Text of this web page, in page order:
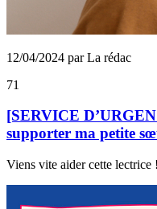
12/04/2024 par La rédac
71
[SERVICE
supporter ma petite
Viens vite aider cette lectrice !